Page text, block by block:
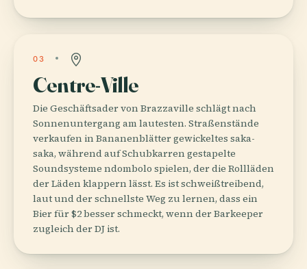
03
Centre-Ville
Die Geschäftsader von Brazzaville schlägt nach
Sonnenuntergang am lautesten. Straßenstände
verkaufen in Bananenblätter gewickeltes saka-
saka, während auf Schubkarren gestapelte
Soundsysteme ndombolo spielen, der die Rollläden
der Läden klappern lässt. Es ist schweißtreibend,
laut und der schnellste Weg zu lernen, dass ein
Bier für $2 besser schmeckt, wenn der Barkeeper
zugleich der DJ ist.